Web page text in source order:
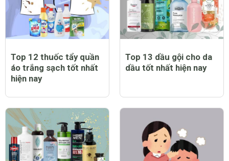
Top 12 thuốc tẩy quần
áo trắng sạch tốt nhất
hiện nay
Top 13 dầu gội cho da
dầu tốt nhất hiện nay